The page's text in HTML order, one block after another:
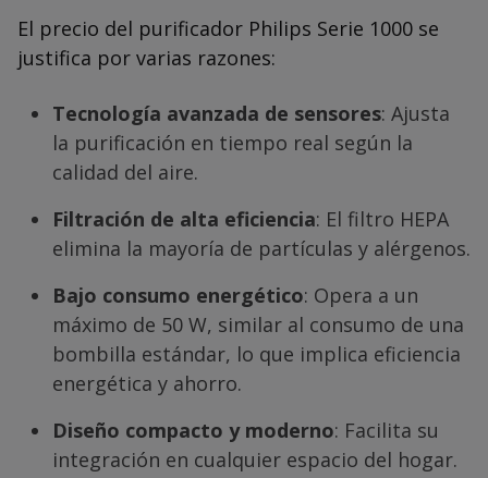
El precio del purificador Philips Serie 1000 se
justifica por varias razones:
Tecnología avanzada de sensores: Ajusta
la purificación en tiempo real según la
calidad del aire.
Filtración de alta eficiencia: El filtro HEPA
elimina la mayoría de partículas y alérgenos.
Bajo consumo energético: Opera a un
máximo de 50 W, similar al consumo de una
bombilla estándar, lo que implica eficiencia
energética y ahorro.
Diseño compacto y moderno: Facilita su
integración en cualquier espacio del hogar.